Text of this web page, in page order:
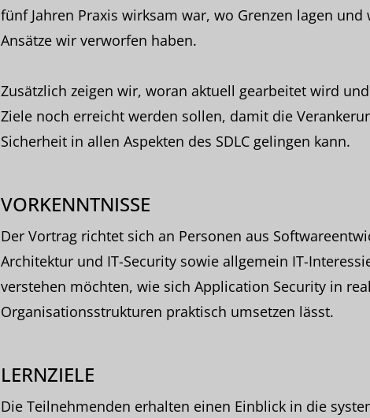
fünf Jahren Praxis wirksam war, wo Grenzen lagen und
Ansätze wir verworfen haben.
Zusätzlich zeigen wir, woran aktuell gearbeitet wird
Ziele noch erreicht werden sollen, damit die
Sicherheit in allen Aspekten des SDLC gelingen kann.
VORKENNTNISSE
Der Vortrag richtet sich an Personen aus
Architektur und IT-Security sowie allgemein IT-
verstehen möchten, wie sich Application Security in
Organisationsstrukturen praktisch umsetzen lässt.
LERNZIELE
Die Teilnehmenden erhalten einen Einblick in die